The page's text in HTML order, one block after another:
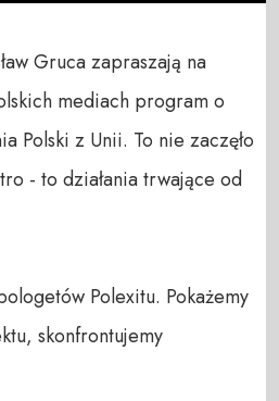
Gruca zapraszają na
mediach program o
Polski z Unii. To nie zaczęło
- to działania trwające od
Polexitu. Pokażemy
skonfrontujemy